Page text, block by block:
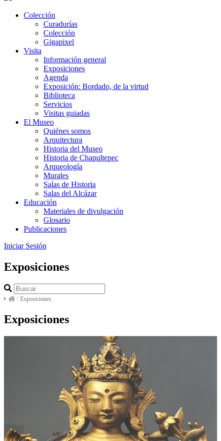
Colección
Curadurías
Colección
Gigapixel
Visita
Información general
Exposiciones
Agenda
Exposición: Bordado, de la virtud
Biblioteca
Servicios
Visitas guiadas
El Museo
Quiénes somos
Arquitectura
Historia del Museo
Historia de Chapultepec
Arqueología
Murales
Salas de Historia
Salas del Alcázar
Educación
Materiales de divulgación
Glosario
Publicaciones
Iniciar Sesión
Exposiciones
/ Exposiciones
Exposiciones